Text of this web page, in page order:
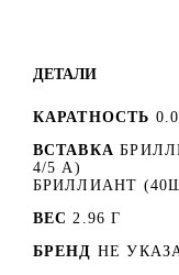
ДЕТАЛИ
КАРАТНОСТЬ
ВСТАВКА
4/5 А)
БРИЛЛИАНТ
ВЕС 2.96 Г
БРЕНД НЕ